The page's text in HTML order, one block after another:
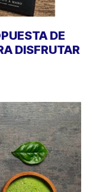
DE
DISFRUTAR